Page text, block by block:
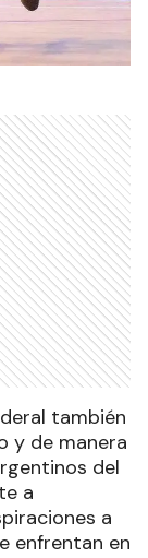
también
y de manera
del
a
a
enfrentan en